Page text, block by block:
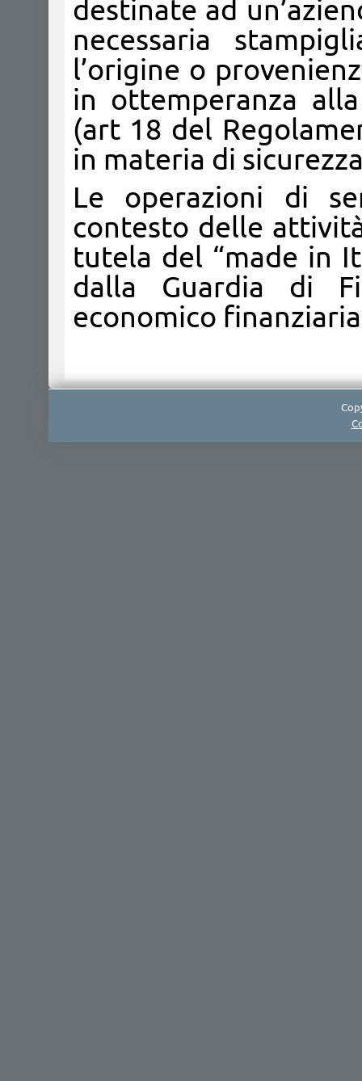
destinate ad
necessaria
l’origine o
in ottemperanza
(art 18 del
in materia di
Le operazioni di
contesto delle
tutela del “made in
dalla Guardia di
economico